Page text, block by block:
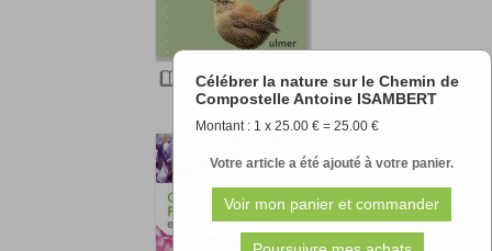
Célébrer la nature sur le Chemin de
Compostelle Antoine ISAMBERT
Montant : 1 x 25.00 € = 25.00 €
Votre article a été ajouté à votre panier.
12.90 €